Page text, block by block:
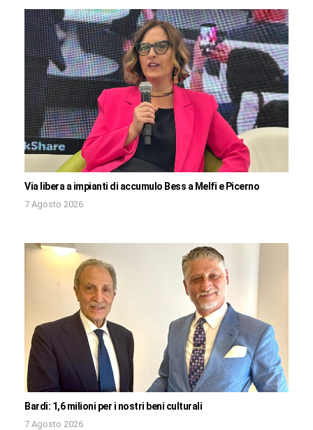
Via libera a impianti di accumulo Bess a Melfi e Picerno
7 Agosto 2026
Bardi: 1,6 milioni per i nostri beni culturali
7 Agosto 2026